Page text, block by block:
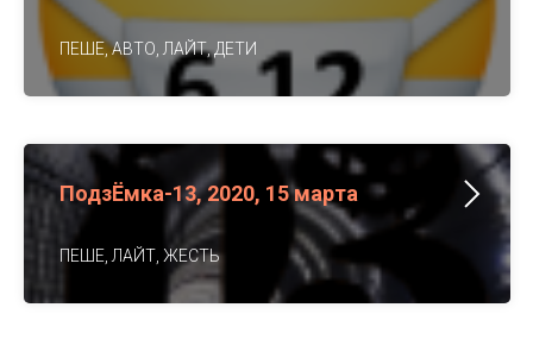
ПЕШЕ, АВТО, ЛАЙТ, ДЕТИ
ПодзЁмка-13, 2020, 15 марта
ПЕШЕ, ЛАЙТ, ЖЕСТЬ